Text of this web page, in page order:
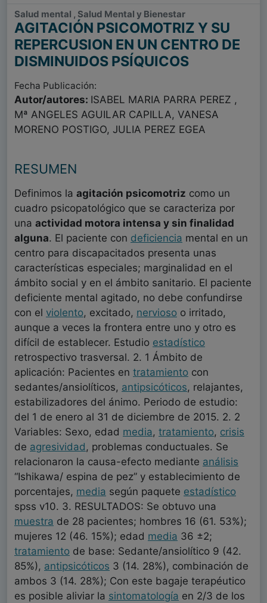
Salud mental , Salud Mental y Bienestar
AGITACIÓN PSICOMOTRIZ Y SU
REPERCUSION EN UN CENTRO DE
DISMINUIDOS PSÍQUICOS
Fecha Publicación:
Autor/autores: ISABEL MARIA PARRA PEREZ ,
Mª ANGELES AGUILAR CAPILLA, VANESA
MORENO POSTIGO, JULIA PEREZ EGEA
RESUMEN
Definimos la agitación psicomotriz como un
cuadro psicopatológico que se caracteriza por
una actividad motora intensa y sin finalidad
alguna. El paciente con deficiencia mental en un
centro para discapacitados presenta unas
características especiales; marginalidad en el
ámbito social y en el ámbito sanitario. El paciente
deficiente mental agitado, no debe confundirse
con el violento, excitado, nervioso o irritado,
aunque a veces la frontera entre uno y otro es
difícil de establecer. Estudio estadístico
retrospectivo trasversal. 2. 1 Ámbito de
aplicación: Pacientes en tratamiento con
sedantes/ansiolíticos, antipsicóticos, relajantes,
estabilizadores del ánimo. Periodo de estudio:
del 1 de enero al 31 de diciembre de 2015. 2. 2
Variables: Sexo, edad media, tratamiento, crisis
de agresividad, problemas conductuales. Se
relacionaron la causa-efecto mediante análisis
“Ishikawa/ espina de pez” y establecimiento de
porcentajes, media según paquete estadístico
spss v10. 3. RESULTADOS: Se obtuvo una
muestra de 28 pacientes; hombres 16 (61. 53%);
mujeres 12 (46. 15%); edad media 36 ±2;
tratamiento de base: Sedante/ansiolítico 9 (42.
85%), antipsicóticos 3 (14. 28%), combinación de
ambos 3 (14. 28%); Con este bagaje terapéutico
es posible aliviar la sintomatología en 2/3 de los